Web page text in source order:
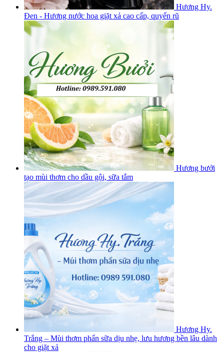
Hương Hy.
Đen - Hương nước hoa giặt xả cao cấp, quyến rũ
Hương bưởi
tạo mùi thơm cho dầu gội, sữa tắm
Hương Hy.
Trắng – Mùi thơm phấn sữa dịu nhẹ, lưu hương bền lâu dành
cho giặt xả